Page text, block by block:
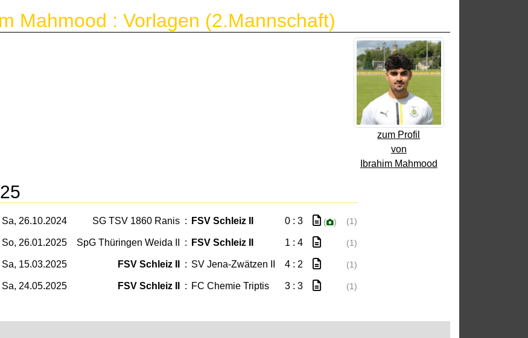
Mahmood : Vorlagen (2.Mannschaft)
zum Profil
von
Ibrahim Mahmood
Sa, 26.10.2024 SG TSV 1860 Ranis : FSV Schleiz II 0 : 3 ( ) (1)
So, 26.01.2025 SpG Thüringen Weida II : FSV Schleiz II 1 : 4 (1)
Sa, 15.03.2025 FSV Schleiz II : SV Jena-Zwätzen II 4 : 2 (1)
Sa, 24.05.2025 FSV Schleiz II : FC Chemie Triptis 3 : 3 (1)